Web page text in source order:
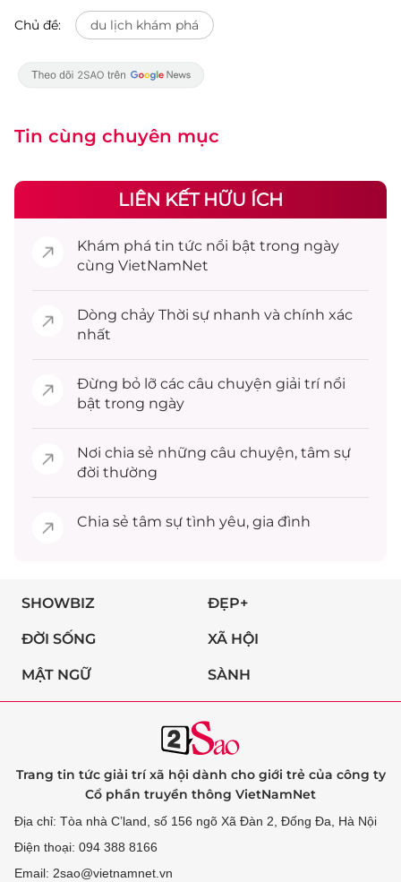
Chủ đề: du lịch khám phá
Tin cùng chuyên mục
LIÊN KẾT HỮU ÍCH
Khám phá tin tức nổi bật trong ngày
cùng VietNamNet
Dòng chảy Thời sự nhanh và chính xác
nhất
Đừng bỏ lỡ các câu chuyện giải trínổi
bật trong ngày
Nơi chia sẻ những câu chuyện, tâm sự
đời thường
Chia sẻ tâm sự tình yêu, gia đình
SHOWBIZ ĐẸP+
ĐỜI SỐNG XÃ HỘI
MẬT NGỮ SÀNH
Trang tin tức giải trí xã hội dành cho giới trẻ của công ty
Cổ phần truyền thông VietNamNet
Địa chỉ: Tòa nhà C’land, số 156 ngõ Xã Đàn 2, Đống Đa, Hà Nội
Điện thoại: 094 388 8166
Email: 2sao@vietnamnet.vn